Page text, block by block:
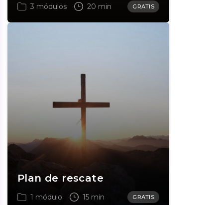
3 módulos 20 min GRATIS
Plan de rescate
1 módulo 15 min GRATIS